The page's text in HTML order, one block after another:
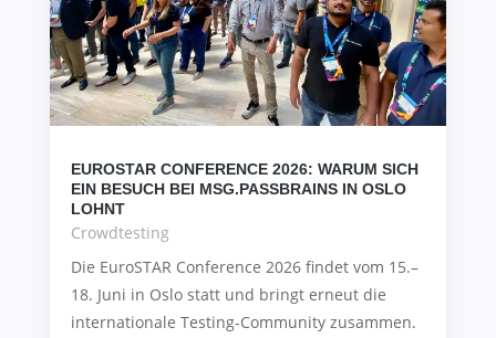
EUROSTAR CONFERENCE 2026: WARUM SICH
EIN BESUCH BEI MSG.PASSBRAINS IN OSLO
LOHNT
Crowdtesting
Die EuroSTAR Conference 2026 findet vom 15.–
18. Juni in Oslo statt und bringt erneut die
internationale Testing-Community zusammen.